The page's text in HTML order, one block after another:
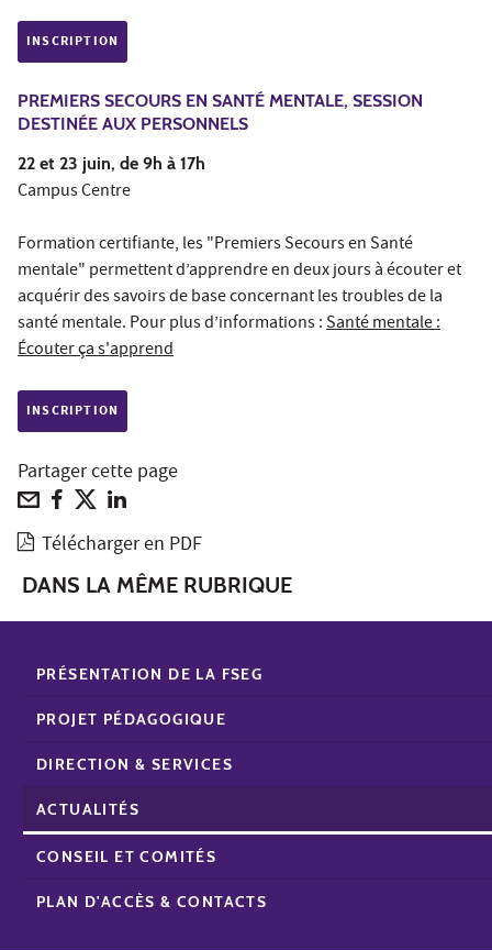
INSCRIPTION
PREMIERS SECOURS EN SANTÉ MENTALE, SESSION
DESTINÉE AUX PERSONNELS
22 et 23 juin, de 9h à 17h
Campus Centre
Formation certifiante, les "Premiers Secours en Santé
mentale" permettent d’apprendre en deux jours à écouter et
acquérir des savoirs de base concernant les troubles de la
santé mentale. Pour plus d’informations :Santé mentale :
Écouter ça s'apprend
INSCRIPTION
Partager cette page
Télécharger en PDF
DANS LA MÊME RUBRIQUE
PRÉSENTATION DE LA FSEG
PROJET PÉDAGOGIQUE
DIRECTION & SERVICES
ACTUALITÉS
CONSEIL ET COMITÉS
PLAN D'ACCÈS & CONTACTS